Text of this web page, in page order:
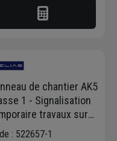
mise
et
!
de chantier AK5
1 - Signalisation
travaux sur
pieds - 700 mm
: 522657-1